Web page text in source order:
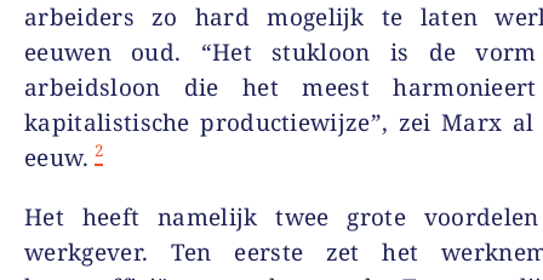
arbeiders zo hard mogelijk te laten
eeuwen oud. “Het stukloon is de
arbeidsloon die het meest
kapitalistische productiewijze”, zei Marx
eeuw. 2
Het heeft namelijk twee grote
werkgever. Ten eerste zet het